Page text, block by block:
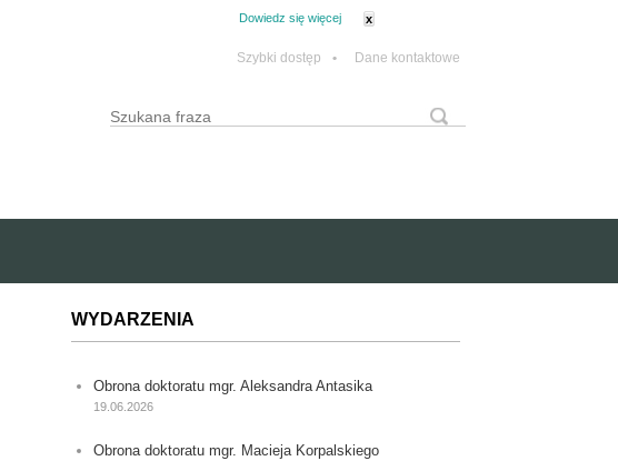
Dowiedz się więcej x
Szybki dostęp • Dane kontaktowe
Formularz wyszukiwania
Wyszukaj
WYDARZENIA
Obrona doktoratu mgr. Aleksandra Antasika
19.06.2026
Obrona doktoratu mgr. Macieja Korpalskiego